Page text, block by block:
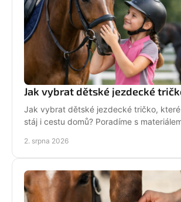
Jak vybrat dětské jezdecké
Jak vybrat dětské jezdecké tričko,
stáj i cestu domů? Poradíme s
2. srpna 2026